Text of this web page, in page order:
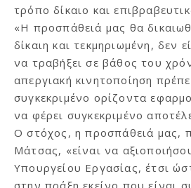
τρόπο δίκαιο και
«Η προσπάθειά μας θα
δίκαιη και τεκμηριωμένη, δεν
να τραβήξει σε βάθος του
απεργιακή κινητοποίηση
συγκεκριμένο ορίζοντα
να φέρει συγκεκριμένο
Ο στόχος, η προσπάθειά μας,
Μάτσας, «είναι να
Υπουργείου Εργασίας, έτσι
στην πράξη εκείνο που είναι